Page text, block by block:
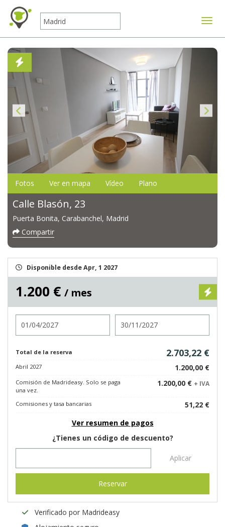
Fotos Ver en mapa Vídeo Plano
Calle Blasón, 23
Puerta Bonita, Carabanchel, Madrid
Compartir
Disponible desde Apr, 1 2027
1.200 € / mes
Total de la reserva 2.703,22 €
Abril 2027 1.200,00 €
Comisión de Madrideasy. Solo se paga
una vez.
1.200,00 € + IVA
Comisiones y tasa bancarias
51,22 €
Ver resumen de pagos
¿Tienes un código de descuento?
Aplicar
Reservar
Verificado por Madrideasy